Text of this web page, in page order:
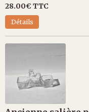
28.00€ TTC
Détails